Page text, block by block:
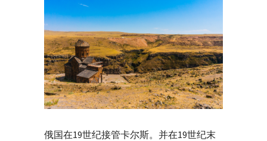
俄国在19世纪接管卡尔斯。并在19世纪末